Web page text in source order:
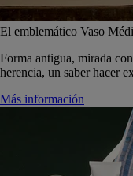
El emblemático Vaso
Forma antigua, mirada
herencia, un saber hacer
Más información